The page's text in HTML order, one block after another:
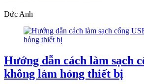
Đức Anh
Hướng dẫn cách làm sạch
không làm hỏng thiết bị